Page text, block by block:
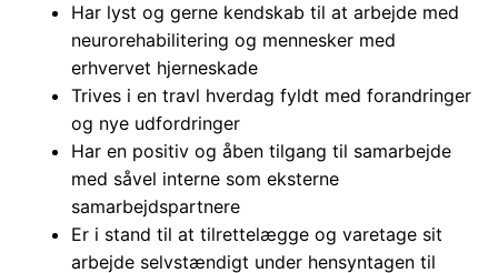
Har lyst og gerne kendskab til at arbejde med
neurorehabilitering og mennesker med
erhvervet hjerneskade
Trives i en travl hverdag fyldt med forandringer
og nye udfordringer
Har en positiv og åben tilgang til samarbejde
med såvel interne som eksterne
samarbejdspartnere
Er i stand til at tilrettelægge og varetage sit
arbejde selvstændigt under hensyntagen til